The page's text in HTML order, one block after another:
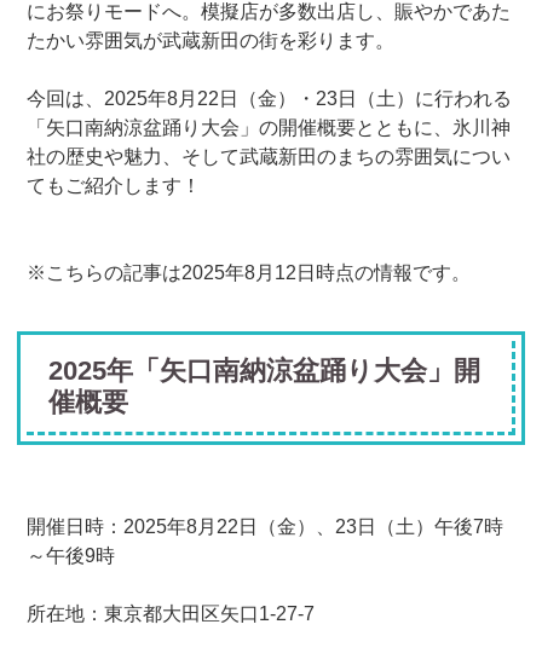
にお祭りモードへ。模擬店が多数出店し、賑やかであた
たかい雰囲気が武蔵新田の街を彩ります。
今回は、2025年8月22日（金）・23日（土）に行われる
「矢口南納涼盆踊り大会」の開催概要とともに、氷川神
社の歴史や魅力、そして武蔵新田のまちの雰囲気につい
てもご紹介します！
※こちらの記事は2025年8月12日時点の情報です。
2025年「矢口南納涼盆踊り大会」開
催概要
開催日時：2025年8月22日（金）、23日（土）午後7時
～午後9時
所在地：東京都大田区矢口1-27-7